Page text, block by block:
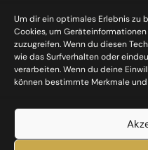
Um dir ein optimales Erlebnis zu
Cookies, um
zuzugreifen. Wenn du diesen
wie das Surfverhalten oder
verarbeiten. Wenn du deine
können bestimmte Merkmale